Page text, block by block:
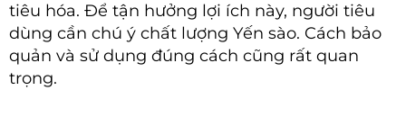
tiêu hóa. Để tận hưởng lợi ích này, người tiêu
dùng cần chú ý chất lượng Yến sào. Cách bảo
quản và sử dụng đúng cách cũng rất quan
trọng.